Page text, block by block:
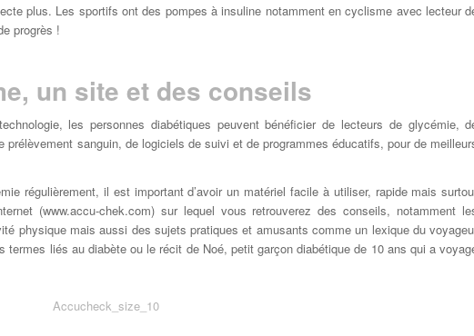
plus. Les sportifs ont des pompes à insuline notamment en cyclisme avec lecteur
progrès !
un site et des conseils
les personnes diabétiques peuvent bénéficier de lecteurs de glycémie,
prélèvement sanguin, de logiciels de suivi et de programmes éducatifs, pour de
régulièrement, il est important d’avoir un matériel facile à utiliser, rapide mais
(www.accu-chek.com) sur lequel vous retrouverez des conseils, notamment
physique mais aussi des sujets pratiques et amusants comme un lexique du
termes liés au diabète ou le récit de Noé, petit garçon diabétique de 10 ans qui a